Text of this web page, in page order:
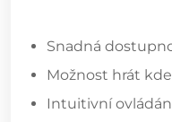
Snadná
Možnost hrát
Intuitivní